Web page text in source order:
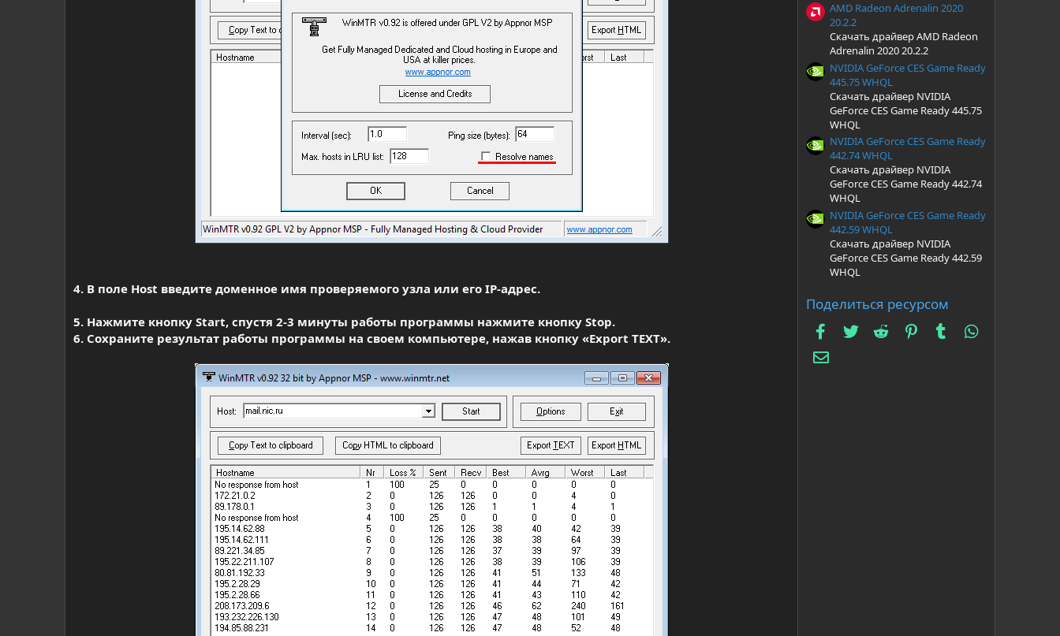
4. В поле Host введите доменное имя проверяемого узла или его IP-адрес.
5. Нажмите кнопку Start, спустя 2-3 минуты работы программы нажмите кнопку Stop.
6. Сохраните результат работы программы на своем компьютере, нажав кнопку «Export TEXT».
AMD Radeon Adrenalin 2020
20.2.2
Скачать драйвер AMD Radeon
Adrenalin 2020 20.2.2
NVIDIA GeForce CES Game Ready
445.75 WHQL
Скачать драйвер NVIDIA
GeForce CES Game Ready 445.75
WHQL
NVIDIA GeForce CES Game Ready
442.74 WHQL
Скачать драйвер NVIDIA
GeForce CES Game Ready 442.74
WHQL
NVIDIA GeForce CES Game Ready
442.59 WHQL
Скачать драйвер NVIDIA
GeForce CES Game Ready 442.59
WHQL
Поделиться ресурсом
Facebook
Twitter Reddit PinterestTumblr